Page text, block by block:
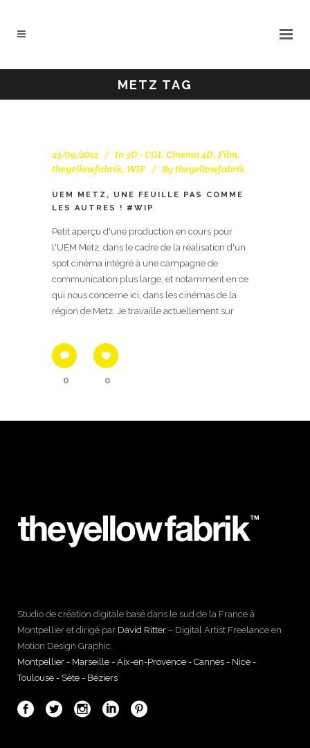
METZ TAG
23/09/2012 In3D - CGI, Cinema 4D, Film,
theyellowfabrik, WIP Bytheyellowfabrik
UEM METZ, UNE FEUILLE PAS COMME
LES AUTRES ! #WIP
Petit aperçu d'une production en cours pour
l'UEM Metz, dans le cadre de la réalisation d'un
spot cinéma intégré à une campagne de
communication plus large, et notamment en ce
qui nous concerne ici, dans les cinémas de la
région de Metz. Je travaille actuellement sur
0 0
Studio de création digitale basé dans le sud de la France à
Montpellier et dirigé par David Ritter – Digital Artist Freelance en
Motion Design Graphic.
Montpellier - Marseille - Aix-en-Provence - Cannes - Nice -
Toulouse - Sète - Béziers